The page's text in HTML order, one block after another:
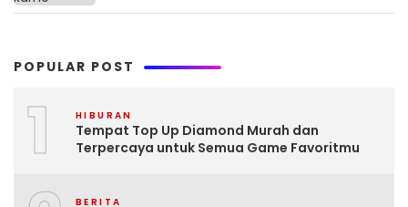
POPULAR POST
1 HIBURAN
Tempat Top Up Diamond Murah dan
Terpercaya untuk Semua Game Favoritmu
BERITA